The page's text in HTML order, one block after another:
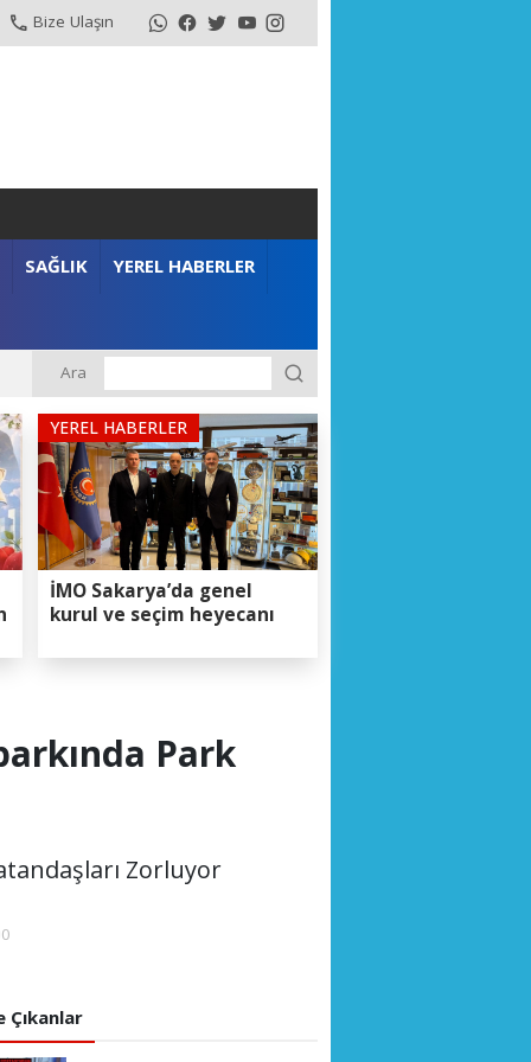
Bize Ulaşın
SAĞLIK YEREL HABERLER
Ara
YEREL HABERLER
İMO Sakarya’da genel
kurul ve seçim heyecanı
Park
Zorluyor
Çıkanlar